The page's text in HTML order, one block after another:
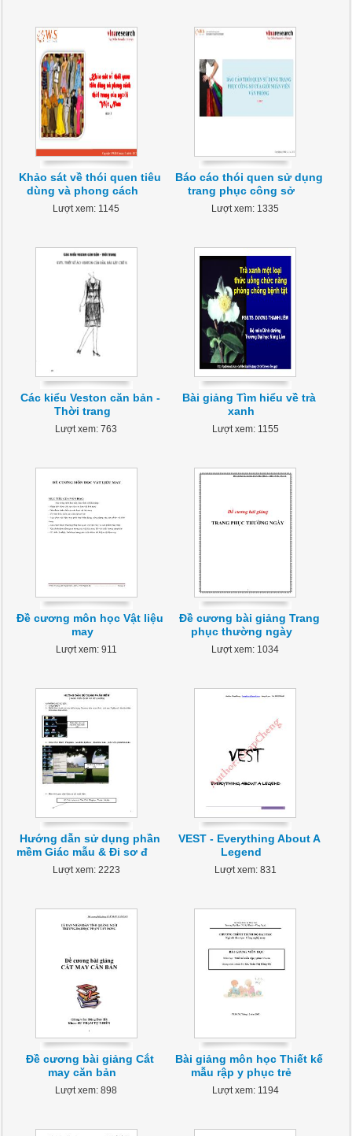
Khảo sát về thói quen tiêu
dùng và phong cách
Lượt xem: 1145
Báo cáo thói quen sử dụng
trang phục công sở
Lượt xem: 1335
Các kiểu Veston căn bản -
Thời trang
Lượt xem: 763
Bài giảng Tìm hiểu về trà
xanh
Lượt xem: 1155
Đề cương môn học Vật liệu
may
Lượt xem: 911
Đề cương bài giảng Trang
phục thường ngày
Lượt xem: 1034
Hướng dẫn sử dụng phần
mềm Giác mẫu & Đi sơ đ
Lượt xem: 2223
VEST - Everything About A
Legend
Lượt xem: 831
Đề cương bài giảng Cắt
may căn bản
Lượt xem: 898
Bài giảng môn học Thiết kế
mẫu rập y phục trẻ
Lượt xem: 1194